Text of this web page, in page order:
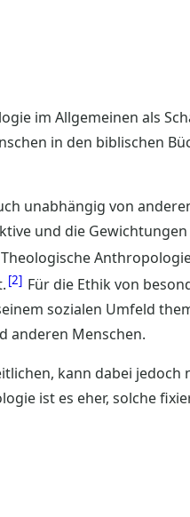
im Allgemeinen als
in den biblischen
unabhängig von
und die
Theologische
2
Für die Ethik von
sozialen Umfeld
anderen Menschen.
kann dabei jedoch
ist es eher, solche